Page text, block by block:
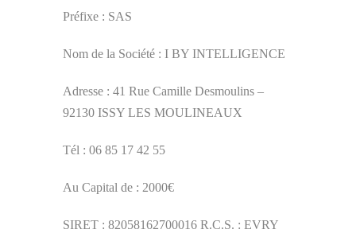
Préfixe : SAS
Nom de la Société : I BY INTELLIGENCE
Adresse : 41 Rue Camille Desmoulins –
92130 ISSY LES MOULINEAUX
Tél : 06 85 17 42 55
Au Capital de : 2000€
SIRET : 82058162700016 R.C.S. : EVRY